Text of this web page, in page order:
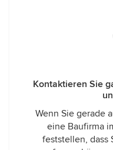
Kontaktieren Sie
Wenn Sie gerade
eine Baufirma
feststellen, dass